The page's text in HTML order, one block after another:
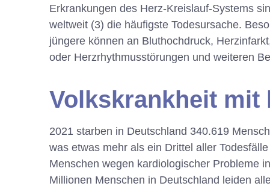
Erkrankungen des Herz-Kreislauf-Systems
weltweit (3) die häufigste Todesursache.
jüngere können an Bluthochdruck,
oder Herzrhythmusstörungen und weiteren
Volkskrankheit mit
2021 starben in Deutschland 340.619
was etwas mehr als ein Drittel aller
Menschen wegen kardiologischer Probleme
Millionen Menschen in Deutschland leiden